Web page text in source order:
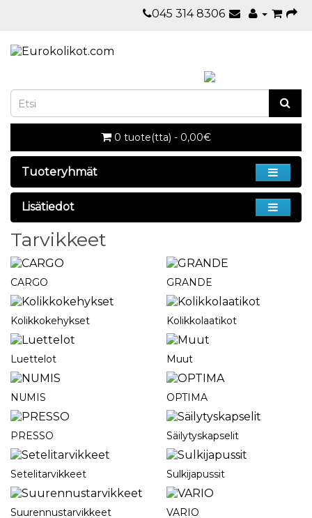
045 314 8306
0 tuote(tta) - 0,00€
Tuoteryhmät
Lisätiedot
Tarvikkeet
CARGO GRANDE
Kolikkokehykset Kolikkolaatikot
Luettelot Muut
NUMIS OPTIMA
PRESSO Säilytyskapselit
Setelitarvikkeet Sulkijapussit
Suurennustarvikkeet VARIO